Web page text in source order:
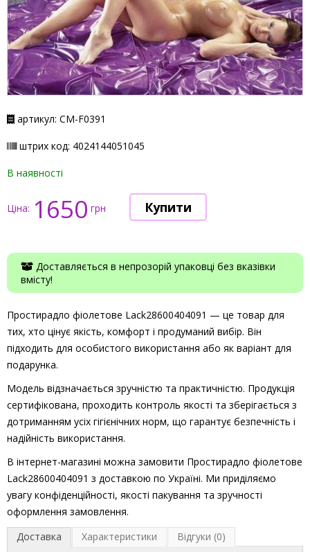
артикул: СМ-F0391
штрих код: 4024144051045
В наявності
Ціна: 1650 грн
Доставляється в непрозорій упаковці без вказівки
вмісту!
Простирадло фіолетове Lack28600404091 — це товар для
тих, хто цінує якість, комфорт і продуманий вибір. Він
підходить для особистого використання або як варіант для
подарунка.
Модель відзначається зручністю та практичністю. Продукція
сертифікована, проходить контроль якості та зберігається з
дотриманням усіх гігієнічних норм, що гарантує безпечність і
надійність використання.
В інтернет-магазині можна замовити Простирадло фіолетове
Lack28600404091 з доставкою по Україні. Ми приділяємо
увагу конфіденційності, якості пакування та зручності
оформлення замовлення.
Доставка
Характеристики Відгуки (0)